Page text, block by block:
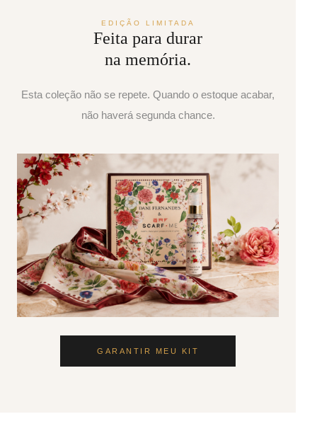
EDIÇÃO LIMITADA
Feita para durar
na memória.
Esta coleção não se repete. Quando o estoque acabar,
não haverá segunda chance.
GARANTIR MEU KIT